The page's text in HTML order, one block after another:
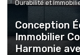
Durabilité et
Conception
Immobilier
Harmonie